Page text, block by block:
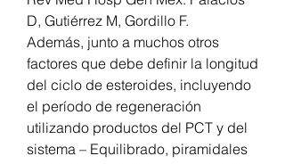
D, Gutiérrez M, Gordillo F.
Además, junto a muchos otros
factores que debe definir la longitud
del ciclo de esteroides, incluyendo
el período de regeneración
utilizando productos del PCT y del
sistema – Equilibrado, piramidales